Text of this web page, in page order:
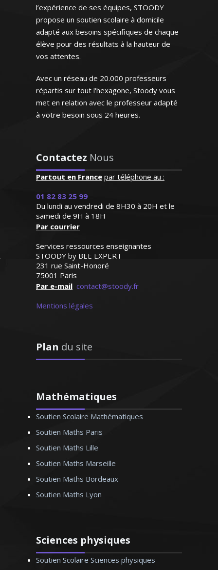
élève en primaire)
professeur qui
énormément et
de surcroît très
elle a su
la confiance de
dès le premier
contact"
G.F (Paris, élève en
de seconde)
- Paris
j’ai poursuivi des études
en sciences informatiques.
et méthodique, je sais me
les préparer aux examens
et aux concours
Stéphane – Ingénieur
- Bordeaux
l’allemand durant plusieurs
bien au collège qu’au lycée.
approuvée, l’allemand
aider à la maîtriser
- Lille
l’expérience de ses équipes, STOODY
propose un soutien scolaire à domicile
adapté aux besoins spécifiques de chaque
élève pour des résultats à la hauteur de
vos attentes.
Avec un réseau de 20.000 professeurs
répartis sur tout l'hexagone, Stoody vous
met en relation avec le professeur adapté
à votre besoin sous 24 heures.
Contactez Nous
Partout en France par téléphone au :
01 82 83 25 99
Du lundi au vendredi de 8H30 à 20H et le
samedi de 9H à 18H
Par courrier
Services ressources enseignantes
STOODY by BEE EXPERT
231 rue Saint-Honoré
75001 Paris
Par e-mail contact@stoody.fr
Mentions légales
Plan du site
Mathématiques
Soutien Scolaire Mathématiques
Soutien Maths Paris
Soutien Maths Lille
Soutien Maths Marseille
Soutien Maths Bordeaux
Soutien Maths Lyon
Sciences physiques
Soutien Scolaire Sciences physiques